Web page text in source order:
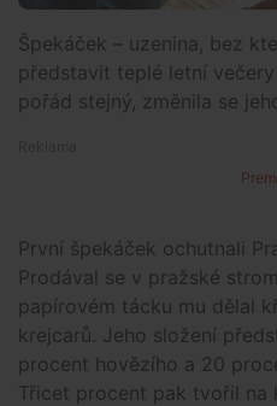
Špekáček – uzenina, bez
představit teplé letní
pořád stejný, změnila se
První špekáček ochutnali
Prodával se v pražské
papírovém tácku mu dělal
krejcarů. Jeho složení
procent hovězího a 20
Třicet procent pak tvořil na